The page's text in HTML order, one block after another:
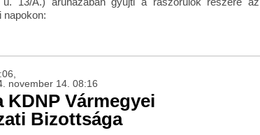
napokon:
november 14. 08:16
KDNP Vármegyei
Bizottsága